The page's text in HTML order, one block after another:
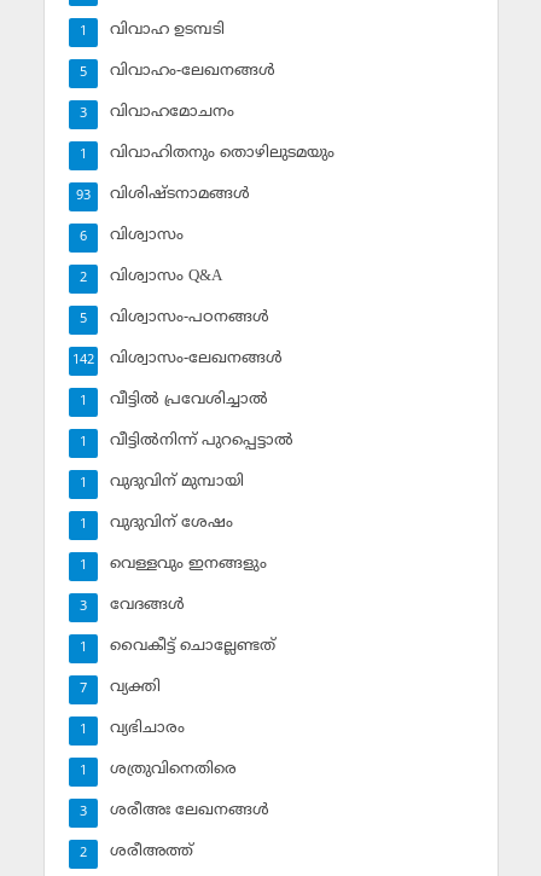
വിവാഹ ഉടമ്പടി
1
വിവാഹം-ലേഖനങ്ങള്‍
5
വിവാഹമോചനം
3
വിവാഹിതനും തൊഴിലുടമയും
1
വിശിഷ്ടനാമങ്ങള്‍
93
വിശ്വാസം
6
വിശ്വാസം Q&A
2
വിശ്വാസം-പഠനങ്ങള്‍
5
വിശ്വാസം-ലേഖനങ്ങള്‍
142
വീട്ടില്‍ പ്രവേശിച്ചാല്‍
1
വീട്ടില്‍നിന്ന് പുറപ്പെട്ടാല്‍
1
വുദുവിന് മുമ്പായി
1
വുദുവിന് ശേഷം
1
വെള്ളവും ഇനങ്ങളും
1
വേദങ്ങള്‍
3
വൈകീട്ട് ചൊല്ലേണ്ടത്
1
വ്യക്തി
7
വ്യഭിചാരം
1
ശത്രുവിനെതിരെ
1
ശരീഅഃ ലേഖനങ്ങള്‍
3
ശരീഅത്ത്
2